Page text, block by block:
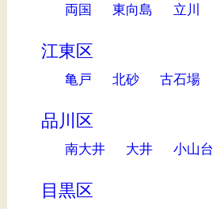
両国 東向島 立川
江東区
亀戸 北砂 古石場
品川区
南大井 大井 小山台
目黒区